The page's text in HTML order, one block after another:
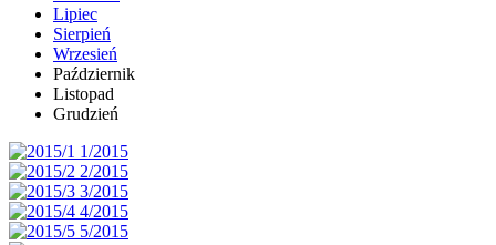
Lipiec
Sierpień
Wrzesień
Październik
Listopad
Grudzień